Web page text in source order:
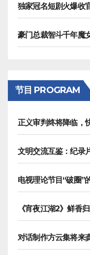
节目 PROGRAM
文明交流互鉴：纪录
电视理论节目“破圈”